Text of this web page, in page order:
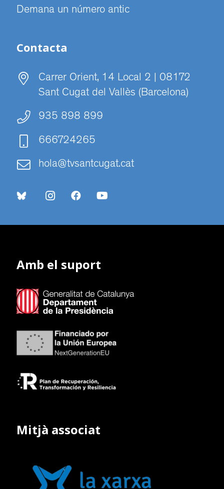
Demana un número antic
Contacta
Carrer Orient, 14 Local 2 | 08172
Sant Cugat del Vallès (Barcelona)
935 898 899
666724265
hola@tvsantcugat.cat
Amb el suport
Mitjà associat